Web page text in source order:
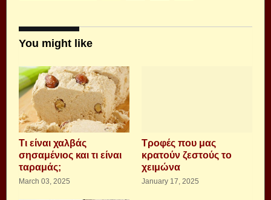
You might like
Τι είναι χαλβάς
σησαμένιος και τι είναι
ταραμάς;
March 03, 2025
Tροφές που μας
κρατούν ζεστούς το
χειμώνα
January 17, 2025